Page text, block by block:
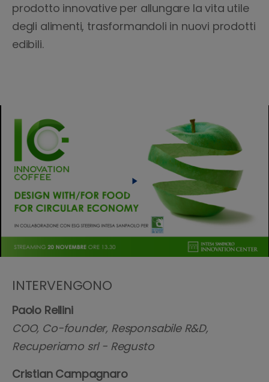
prodotto innovative per allungare la vita utile
degli alimenti, trasformandoli in nuovi prodotti
edibili.
INTERVENGONO
Paolo Rellini
COO, Co-founder, Responsabile R&D,
Recuperiamo srl - Regusto
Cristian Campagnaro